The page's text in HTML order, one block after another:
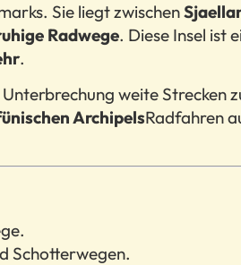
Sie liegt zwischen
Radwege. Diese Insel ist
.
Unterbrechung weite Strecken
ArchipelsRadfahren
Schotterwegen.